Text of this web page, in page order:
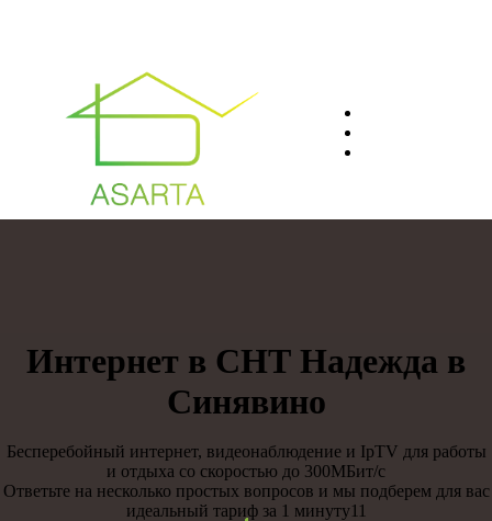
Интернет в СНТ Надежда в
Синявино
Бесперебойный интернет, видеонаблюдение и IpTV для работы
и отдыха со скоростью до 300МБит/с
Ответьте на несколько простых вопросов и мы подберем для вас
идеальный тариф за 1 минуту11